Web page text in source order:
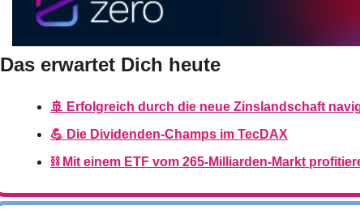
Das erwartet Dich heute
🚢 Erfolgreich durch die neue Zinslandschaft
💪 Die Dividenden-Champs im TecDAX
⛓️ Mit einem ETF vom 265-Milliarden-Markt